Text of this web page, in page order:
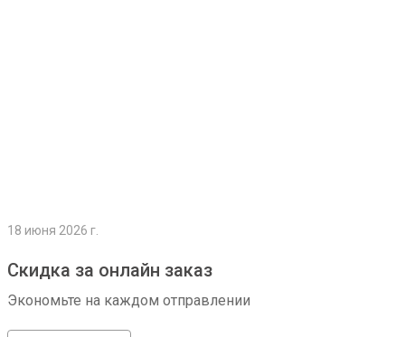
18 июня 2026 г.
Скидка за онлайн заказ
Экономьте на каждом отправлении